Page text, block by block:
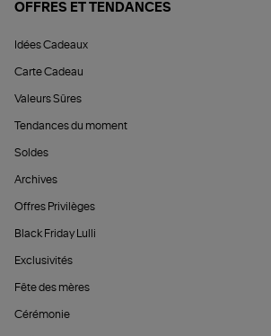
OFFRES ET TENDANCES
Idées Cadeaux
Carte Cadeau
Valeurs Sûres
Tendances du moment
Soldes
Archives
Offres Privilèges
Black Friday Lulli
Exclusivités
Fête des mères
Cérémonie